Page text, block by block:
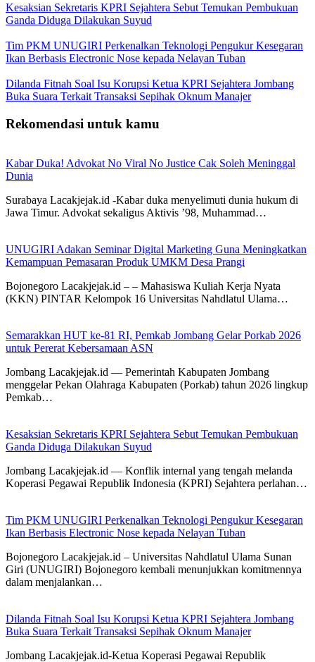
Kesaksian Sekretaris KPRI Sejahtera Sebut Temukan Pembukuan
Ganda Diduga Dilakukan Suyud
Tim PKM UNUGIRI Perkenalkan Teknologi Pengukur Kesegaran
Ikan Berbasis Electronic Nose kepada Nelayan Tuban
Dilanda Fitnah Soal Isu Korupsi Ketua KPRI Sejahtera Jombang
Buka Suara Terkait Transaksi Sepihak Oknum Manajer
Rekomendasi untuk kamu
Kabar Duka! Advokat No Viral No Justice Cak Soleh Meninggal
Dunia
Surabaya Lacakjejak.id -Kabar duka menyelimuti dunia hukum di
Jawa Timur. Advokat sekaligus Aktivis ’98, Muhammad…
UNUGIRI Adakan Seminar Digital Marketing Guna Meningkatkan
Kemampuan Pemasaran Produk UMKM Desa Prangi
Bojonegoro Lacakjejak.id – – Mahasiswa Kuliah Kerja Nyata
(KKN) PINTAR Kelompok 16 Universitas Nahdlatul Ulama…
Semarakkan HUT ke-81 RI, Pemkab Jombang Gelar Porkab 2026
untuk Pererat Kebersamaan ASN
Jombang Lacakjejak.id — Pemerintah Kabupaten Jombang
menggelar Pekan Olahraga Kabupaten (Porkab) tahun 2026 lingkup
Pemkab…
Kesaksian Sekretaris KPRI Sejahtera Sebut Temukan Pembukuan
Ganda Diduga Dilakukan Suyud
Jombang Lacakjejak.id — Konflik internal yang tengah melanda
Koperasi Pegawai Republik Indonesia (KPRI) Sejahtera perlahan…
Tim PKM UNUGIRI Perkenalkan Teknologi Pengukur Kesegaran
Ikan Berbasis Electronic Nose kepada Nelayan Tuban
Bojonegoro Lacakjejak.id – Universitas Nahdlatul Ulama Sunan
Giri (UNUGIRI) Bojonegoro kembali menunjukkan komitmennya
dalam menjalankan…
Dilanda Fitnah Soal Isu Korupsi Ketua KPRI Sejahtera Jombang
Buka Suara Terkait Transaksi Sepihak Oknum Manajer
Jombang Lacakjejak.id-Ketua Koperasi Pegawai Republik